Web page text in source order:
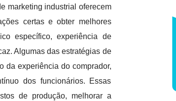
marketing industrial oferecem
certas e obter melhores
específico, experiência de
Algumas das estratégias de
da experiência do comprador,
dos funcionários. Essas
de produção, melhorar a